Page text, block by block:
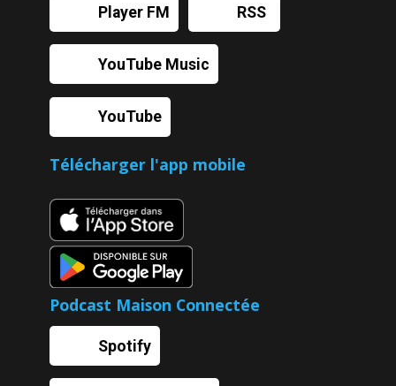
Player FM RSS
YouTube Music
YouTube
Télécharger l'app mobile
Podcast Maison Connectée
Spotify